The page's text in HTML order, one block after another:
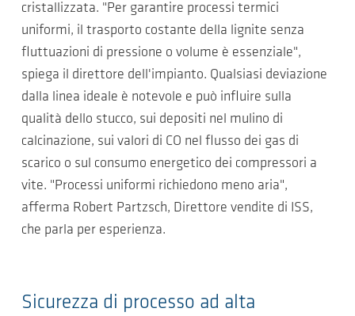
cristallizzata. "Per garantire processi termici
uniformi, il trasporto costante della lignite senza
fluttuazioni di pressione o volume è essenziale",
spiega il direttore dell'impianto. Qualsiasi deviazione
dalla linea ideale è notevole e può influire sulla
qualità dello stucco, sui depositi nel mulino di
calcinazione, sui valori di CO nel flusso dei gas di
scarico o sul consumo energetico dei compressori a
vite. "Processi uniformi richiedono meno aria",
afferma Robert Partzsch, Direttore vendite di ISS,
che parla per esperienza.
Sicurezza di processo ad alta